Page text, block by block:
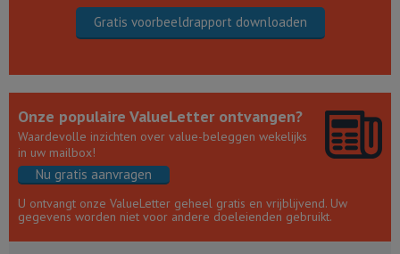
Gratis voorbeeldrapport downloaden
Onze populaire ValueLetter ontvangen?
Waardevolle inzichten over value-beleggen wekelijks
in uw mailbox!
Nu gratis aanvragen
U ontvangt onze ValueLetter geheel gratis en vrijblijvend. Uw
gegevens worden niet voor andere doeleienden gebruikt.